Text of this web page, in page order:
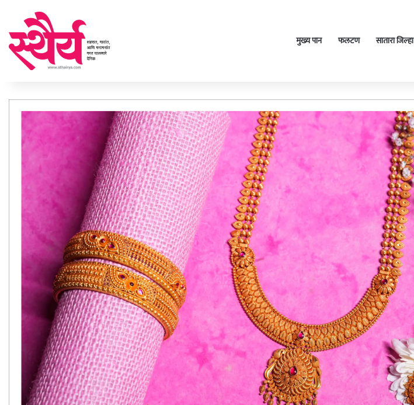
मुख्य पान फलटण सातारा जिल्हा